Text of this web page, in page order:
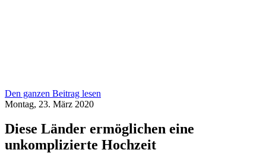
Den ganzen Beitrag lesen
Montag, 23. März 2020
Diese Länder ermöglichen eine
unkomplizierte Hochzeit